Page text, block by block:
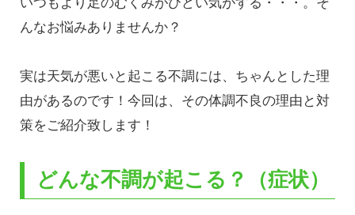
んなお悩みありませんか？
実は天気が悪いと起こる不調には、ちゃんとした理
由があるのです！今回は、その体調不良の理由と対
策をご紹介致します！
どんな不調が起こる？（症状）